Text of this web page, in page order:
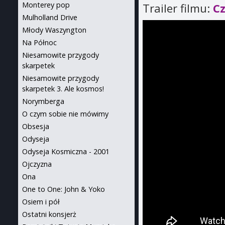
Trailer filmu:
Monterey pop
Mulholland Drive
Młody Waszyngton
Na Północ
Niesamowite przygody
skarpetek
Niesamowite przygody
skarpetek 3. Ale kosmos!
Norymberga
O czym sobie nie mówimy
Obsesja
Odyseja
Odyseja Kosmiczna - 2001
Ojczyzna
Ona
One to One: John & Yoko
Osiem i pół
Ostatni konsjerż